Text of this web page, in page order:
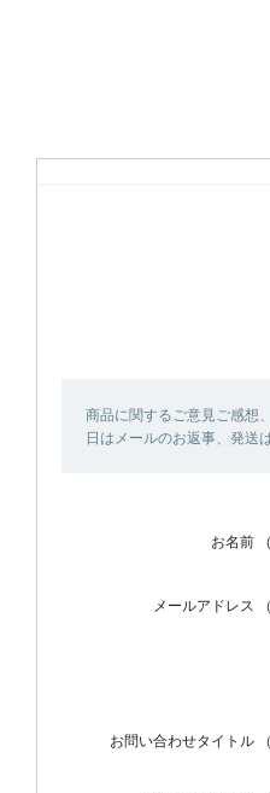
商品に関するご意見ご感想
日はメールのお返事、発送
お名前
メールアドレス
お問い合わせタイトル